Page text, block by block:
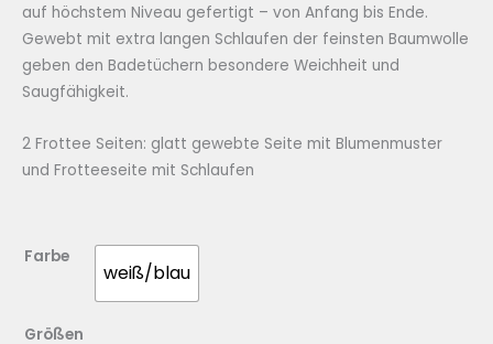
auf höchstem Niveau gefertigt – von Anfang bis Ende.
Gewebt mit extra langen Schlaufen der feinsten Baumwolle
geben den Badetüchern besondere Weichheit und
Saugfähigkeit.
2 Frottee Seiten: glatt gewebte Seite mit Blumenmuster
und Frotteeseite mit Schlaufen
Farbe
weiß/blau
Größen